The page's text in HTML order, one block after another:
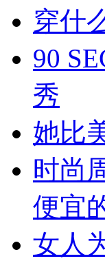
穿什
90
秀
她比
时尚
便宜
女人